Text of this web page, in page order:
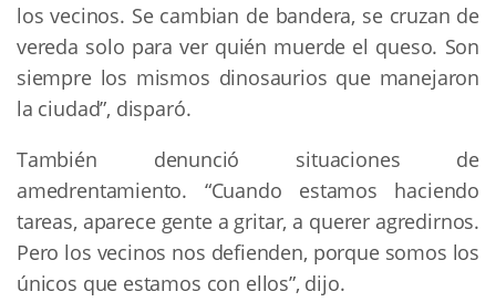
los vecinos. Se cambian de bandera, se cruzan de
vereda solo para ver quién muerde el queso. Son
siempre los mismos dinosaurios que manejaron
la ciudad”, disparó.
También denunció situaciones de
amedrentamiento. “Cuando estamos haciendo
tareas, aparece gente a gritar, a querer agredirnos.
Pero los vecinos nos defienden, porque somos los
únicos que estamos con ellos”, dijo.